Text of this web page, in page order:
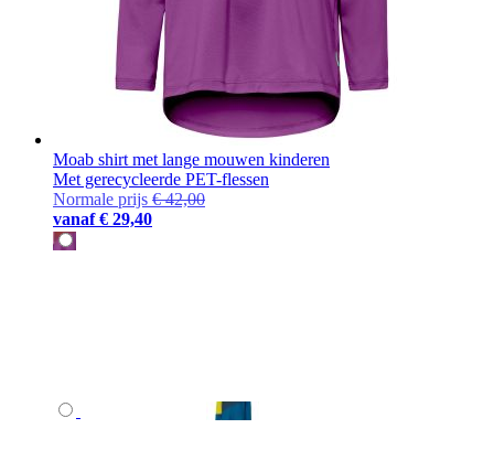
Moab shirt met lange mouwen kinderen
Met gerecycleerde PET-flessen
Normale prijs € 42,00
vanaf € 29,40